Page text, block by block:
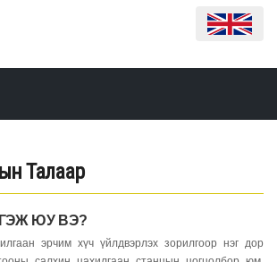
Талаар
ЮУ ВЭ?
эрчим хүч үйлдвэрлэх зорилгоор нэг дор